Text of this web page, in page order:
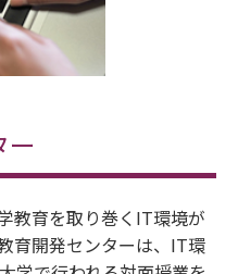
教育を取り巻くIT環境が
育開発センターは、IT環